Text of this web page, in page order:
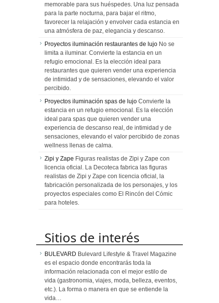
memorable para sus huéspedes. Una luz pensada
para la parte nocturna, para bajar el ritmo,
favorecer la relajación y envolver cada estancia en
una atmósfera de paz, elegancia y descanso.
Proyectos iluminación restaurantes de lujo No se
limita a iluminar. Convierte la estancia en un
refugio emocional. Es la elección ideal para
restaurantes que quieren vender una experiencia
de intimidad y de sensaciones, elevando el valor
percibido.
Proyectos iluminación spas de lujo Convierte la
estancia en un refugio emocional. Es la elección
ideal para spas que quieren vender una
experiencia de descanso real, de intimidad y de
sensaciones, elevando el valor percibido de zonas
wellness llenas de calma.
Zipi y Zape Figuras realistas de Zipi y Zape con
licencia oficial. La Decoteca fabrica las figuras
realistas de Zipi y Zape con licencia oficial, la
fabricación personalizada de los personajes, y los
proyectos especiales como El Rincón del Cómic
para hoteles.
Sitios de interés
BULEVARD Bulevard Lifestyle & Travel Magazine
es el espacio donde encontrarás toda la
información relacionada con el mejor estilo de
vida (gastronomia, viajes, moda, belleza, eventos,
etc.). La forma o manera en que se entiende la
vida…